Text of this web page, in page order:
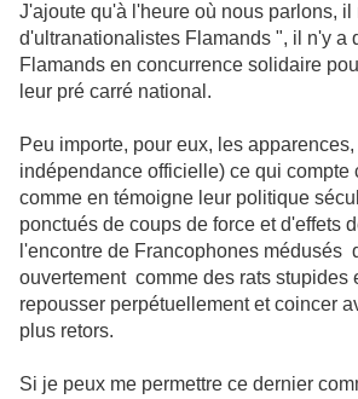
J'ajoute qu'à l'heure où nous parlons, il
d'ultranationalistes Flamands ", il n'y a
Flamands en concurrence solidaire
leur pré carré national.
Peu importe, pour eux, les
indépendance officielle) ce qui compte
comme en témoigne leur politique
ponctués de coups de force et d'effets
l'encontre de Francophones médusés
ouvertement comme des rats stupides
repousser perpétuellement et coincer
plus retors.
Si je peux me permettre ce dernier